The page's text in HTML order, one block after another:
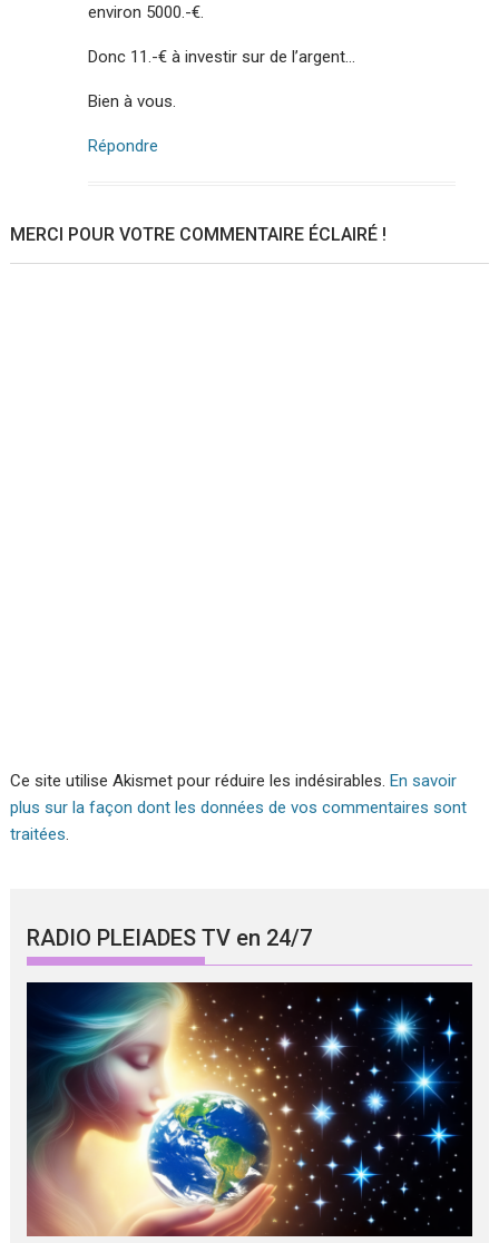
environ 5000.-€.
Donc 11.-€ à investir sur de l’argent…
Bien à vous.
Répondre
MERCI POUR VOTRE COMMENTAIRE ÉCLAIRÉ !
Ce site utilise Akismet pour réduire les indésirables.En savoir
plus sur la façon dont les données de vos commentaires sont
traitées.
RADIO PLEIADES TV en 24/7